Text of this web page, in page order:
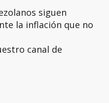
siguen
la inflación que no
canal de